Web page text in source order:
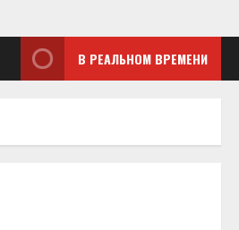
В РЕАЛЬНОМ ВРЕМЕНИ